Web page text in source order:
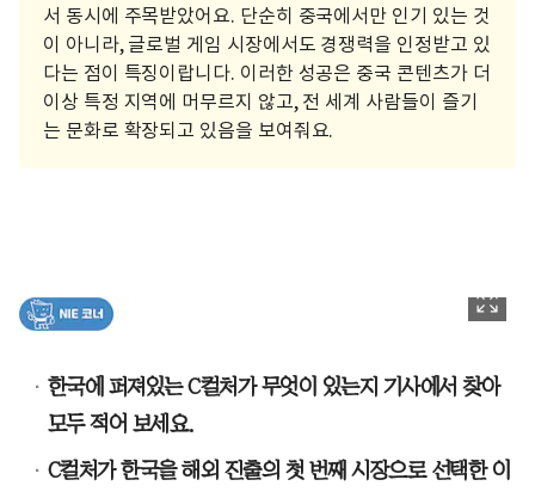
서 동시에 주목받았어요. 단순히 중국에서만 인기 있는 것
이 아니라, 글로벌 게임 시장에서도 경쟁력을 인정받고 있
다는 점이 특징이랍니다. 이러한 성공은 중국 콘텐츠가 더
이상 특정 지역에 머무르지 않고, 전 세계 사람들이 즐기
는 문화로 확장되고 있음을 보여줘요.
한국에 퍼져있는 C컬처가 무엇이 있는지 기사에서 찾아
모두 적어 보세요.
C컬처가 한국을 해외 진출의 첫 번째 시장으로 선택한 이